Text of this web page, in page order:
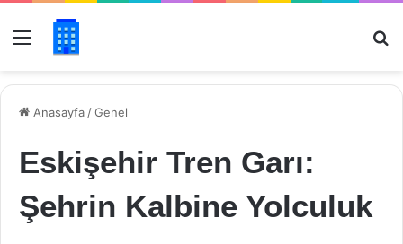
Menü
Anasayfa /Genel
Eskişehir Tren Garı:
Şehrin Kalbine Yolculuk